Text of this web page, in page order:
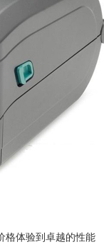
格体验到卓越的性能